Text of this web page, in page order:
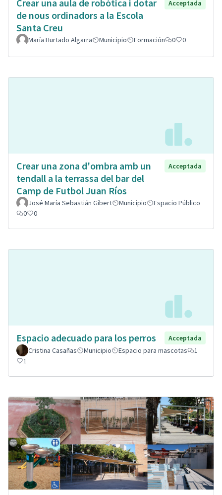
Crear una aula de robòtica i dotar
de nous ordinadors a la Escola
Santa Creu
Acceptada
María Hurtado Algarra Municipio Formación 0 0
Crear una zona d'ombra amb un
tendall a la terrassa del bar del
Camp de Futbol Juan Ríos
Acceptada
José María Sebastián Gibert Municipio
Espacio Público
0
0
Espacio adecuado para los perros
Acceptada
Cristina Casañas
Municipio Espacio para mascotas
1
1